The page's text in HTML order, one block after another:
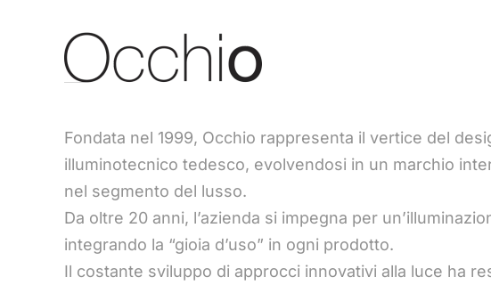
Fondata nel 1999, Occhio rappresenta il vertice del
illuminotecnico tedesco, evolvendosi in un marchio
nel segmento del lusso.
Da oltre 20 anni, l’azienda si impegna per
integrando la “gioia d’uso” in ogni prodotto.
Il costante sviluppo di approcci innovativi alla luce ha